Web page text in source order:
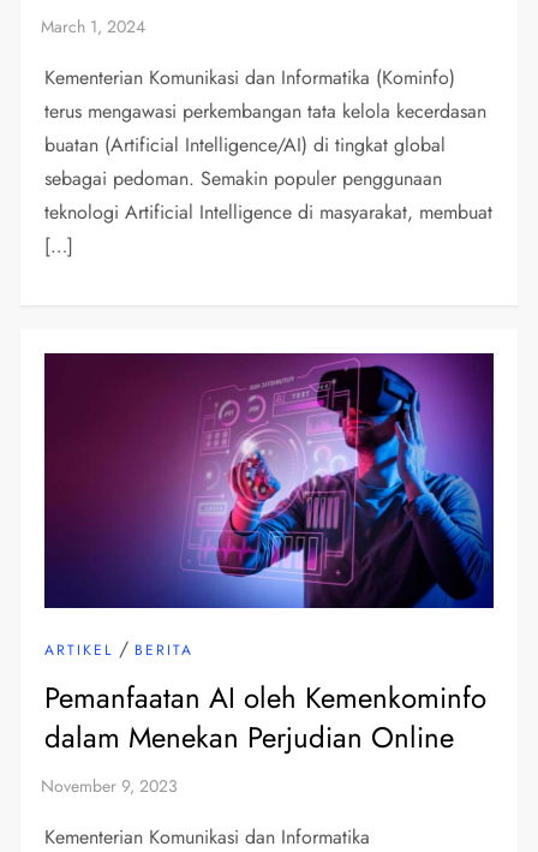
Kementerian Komunikasi dan Informatika (Kominfo)
terus mengawasi perkembangan tata kelola kecerdasan
buatan (Artificial Intelligence/AI) di tingkat global
sebagai pedoman. Semakin populer penggunaan
teknologi Artificial Intelligence di masyarakat, membuat
[…]
ARTIKEL / BERITA
Pemanfaatan AI oleh Kemenkominfo
dalam Menekan Perjudian Online
Kementerian Komunikasi dan Informatika